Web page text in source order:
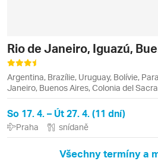
Rio de Janeiro, Iguazú,
Argentina, Brazílie, Uruguay, Bolívie,
Janeiro, Buenos Aires, Colonia del
Copacabana, Foz do Iguaçu, Ipanema,
Montevideo, Tigre
So 17. 4. – Út 27. 4. (11 dní)
Praha snídaně
Všechny termíny a